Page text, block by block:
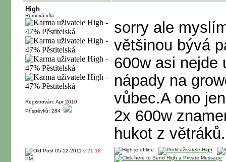
High
Rumová víla
Registrován: Apr 2010
Příspěvků: 284
sorry ale
většinou bývá
600w asi nejde
nápady na
vůbec.A ono
2x 600w
hukot z
05-12-2011 v 21:18
PM